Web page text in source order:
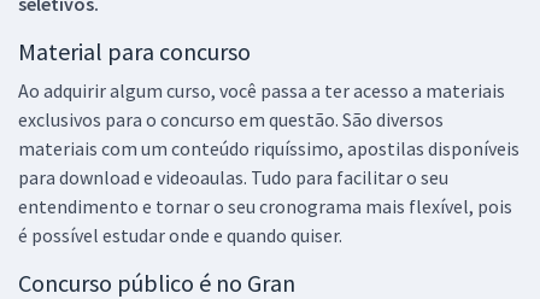
Material para concurso
Ao adquirir algum curso, você passa a ter acesso a materiais
exclusivos para o concurso em questão. São diversos
materiais com um conteúdo riquíssimo, apostilas disponíveis
para download e videoaulas. Tudo para facilitar o seu
entendimento e tornar o seu cronograma mais flexível, pois
é possível estudar onde e quando quiser.
Concurso público é no Gran